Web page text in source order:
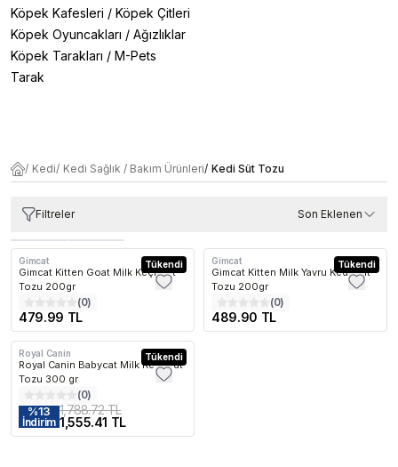
Köpek Kafesleri / Köpek Çitleri
Köpek Oyuncakları / Ağızlıklar
Köpek Tarakları / M-Pets
Tarak
/ Kedi/ Kedi Sağlık / Bakım Ürünleri/ Kedi Süt Tozu
Filtreler Son Eklenen
En Çok Favorilenen
Tükendi
Gimcat
Gimcat Kitten Goat Milk Keçi Süt
Tozu 200gr
(0)
479.99 TL
Tükendi
Gimcat
Gimcat Kitten Milk Yavru Kedi Süt
Tozu 200gr
(0)
489.90 TL
Kargo Bedava Tükendi
Royal Canin
Royal Canin Babycat Milk Kedi Süt
Tozu 300 gr
(0)
%13
İndirim
1,788.72 TL
1,555.41 TL